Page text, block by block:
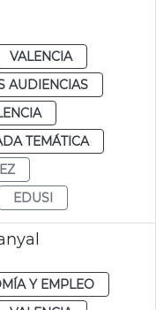
VALENCIA
AUDIENCIAS
TEMÁTICA
EDUSI
Y EMPLEO